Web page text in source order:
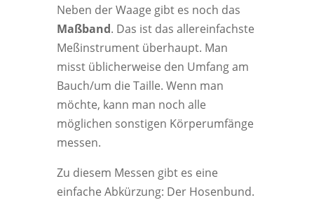
Neben der Waage gibt es noch das
Maßband. Das ist das allereinfachste
Meßinstrument überhaupt. Man
misst üblicherweise den Umfang am
Bauch/um die Taille. Wenn man
möchte, kann man noch alle
möglichen sonstigen Körperumfänge
messen.
Zu diesem Messen gibt es eine
einfache Abkürzung: Der Hosenbund.